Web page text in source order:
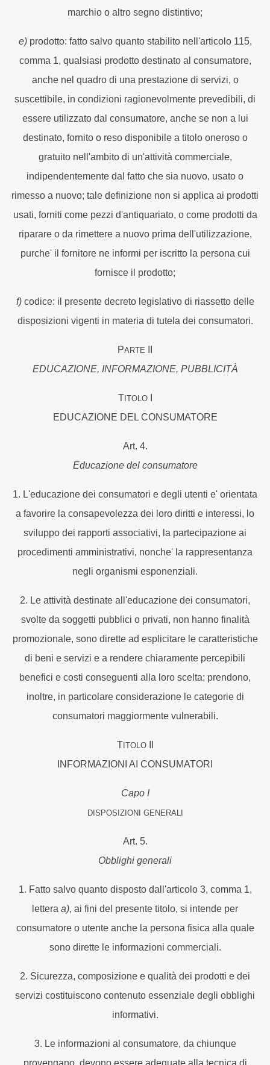
marchio o altro segno distintivo;
e)prodotto: fatto salvo quanto stabilito nell'articolo 115,
comma 1, qualsiasi prodotto destinato al consumatore,
anche nel quadro di una prestazione di servizi, o
suscettibile, in condizioni ragionevolmente prevedibili, di
essere utilizzato dal consumatore, anche se non a lui
destinato, fornito o reso disponibile a titolo oneroso o
gratuito nell'ambito di un'attività commerciale,
indipendentemente dal fatto che sia nuovo, usato o
rimesso a nuovo; tale definizione non si applica ai prodotti
usati, forniti come pezzi d'antiquariato, o come prodotti da
riparare o da rimettere a nuovo prima dell'utilizzazione,
purche' il fornitore ne informi per iscritto la persona cui
fornisce il prodotto;
f)codice: il presente decreto legislativo di riassetto delle
disposizioni vigenti in materia di tutela dei consumatori.
PARTE
EDUCAZIONE, INFORMAZIONE, PUBBLICITÀ
T ITOLOI
EDUCAZIONE DEL CONSUMATORE
Art. 4.
Educazione del consumatore
1. L'educazione dei consumatori e degli utenti e' orientata
a favorire la consapevolezza dei loro diritti e interessi, lo
sviluppo dei rapporti associativi, la partecipazione ai
procedimenti amministrativi, nonche' la rappresentanza
negli organismi esponenziali.
2. Le attività destinate all'educazione dei consumatori,
svolte da soggetti pubblici o privati, non hanno finalità
promozionale, sono dirette ad esplicitare le caratteristiche
di beni e servizi e a rendere chiaramente percepibili
benefici e costi conseguenti alla loro scelta; prendono,
inoltre, in particolare considerazione le categorie di
consumatori maggiormente vulnerabili.
T ITOLOII
INFORMAZIONI AI CONSUMATORI
Capo I
DISPOSIZIONI GENERALI
Art. 5.
Obblighi generali
1. Fatto salvo quanto disposto dall'articolo 3, comma 1,
lettera a), ai fini del presente titolo, si intende per
consumatore o utente anche la persona fisica alla quale
sono dirette le informazioni commerciali.
2. Sicurezza, composizione e qualità dei prodotti e dei
servizi costituiscono contenuto essenziale degli obblighi
informativi.
3. Le informazioni al consumatore, da chiunque
provengano, devono essere adeguate alla tecnica di